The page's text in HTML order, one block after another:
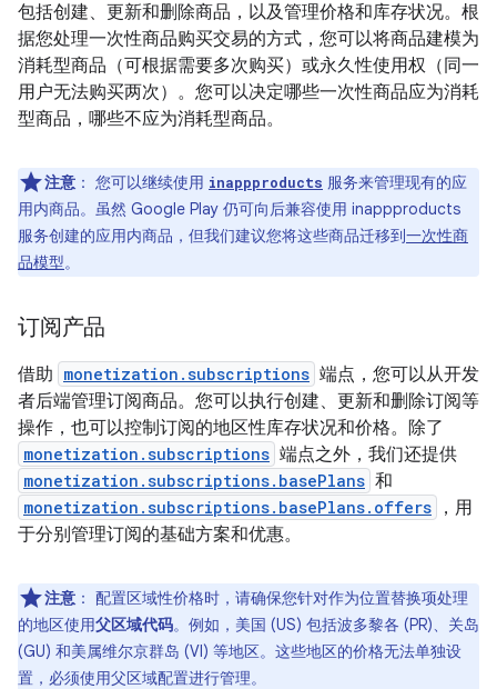
包括创建、更新和删除商品，以及管理价格和库存状况。根
据您处理一次性商品购买交易的方式，您可以将商品建模为
消耗型商品（可根据需要多次购买）或永久性使用权（同一
用户无法购买两次）。您可以决定哪些一次性商品应为消耗
型商品，哪些不应为消耗型商品。
注意 ： 您可以继续使用 inappproducts 服务来管理现有的应
用内商品。虽然 Google Play 仍可向后兼容使用 inappproducts
服务创建的应用内商品，但我们建议您将这些商品迁移到一次性商
品模型。
订阅产品
借助 monetization.subscriptions 端点，您可以从开发
者后端管理订阅商品。您可以执行创建、更新和删除订阅等
操作，也可以控制订阅的地区性库存状况和价格。除了
monetization.subscriptions 端点之外，我们还提供
monetization.subscriptions.basePlans 和
monetization.subscriptions.basePlans.offers
，用
于分别管理订阅的基础方案和优惠。
注意 ： 配置区域性价格时，请确保您针对作为位置替换项处理
的地区使用父区域代码。例如，美国 (US) 包括波多黎各 (PR)、关岛
(GU) 和美属维尔京群岛 (VI) 等地区。这些地区的价格无法单独设
置，必须使用父区域配置进行管理。